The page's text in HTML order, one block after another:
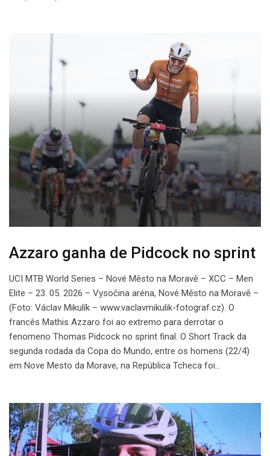
Azzaro ganha de Pidcock no sprint
UCI MTB World Series – Nové Město na Moravě – XCC – Men
Elite – 23. 05. 2026 – Vysočina aréna, Nové Město na Moravě –
(Foto: Václav Mikulík – www.vaclavmikulik-fotograf.cz). O
francês Mathis Azzaro foi ao extremo para derrotar o
fenomeno Thomas Pidcock no sprint final. O Short Track da
segunda rodada da Copa do Mundo, entre os homens (22/4)
em Nove Mesto da Morave, na República Tcheca foi…